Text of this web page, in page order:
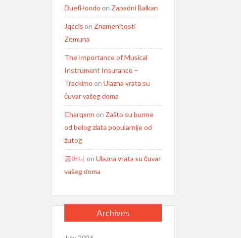
DuefHoodo on Zapadni Balkan
Jqccls on Znamenitosti
Zemuna
The Importance of Musical
Instrument Insurance –
Trackimo on Ulazna vrata su
čuvar vašeg doma
Charqxrm on Zašto su burme
od belog zlata popularnije od
žutog
꽁머니 on Ulazna vrata su čuvar
vašeg doma
Archives